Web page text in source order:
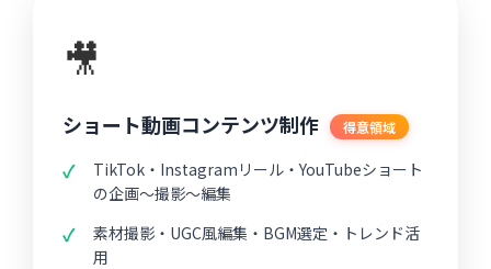
🎥
ショート動画コンテンツ制作 得意領域
TikTok・Instagramリール・YouTubeショート
の企画〜撮影〜編集
素材撮影・UGC風編集・BGM選定・トレンド活
用